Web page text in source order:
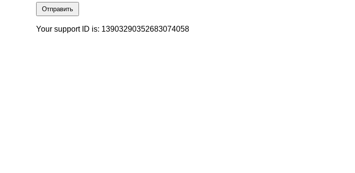
Отправить
Your support ID is: 13903290352683074058